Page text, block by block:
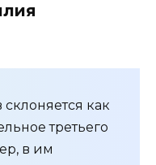
как
третьего
в им